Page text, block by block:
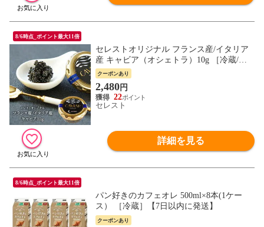
8/6時点_ポイント最大11倍
セレストオリジナル フランス産/イタリア
産 キャビア（オシェトラ）10g ［冷蔵/冷
凍可]【7営業日以内に出荷】
クーポンあり
2,480円
22
セレスト
詳細を見る
8/6時点_ポイント最大11倍
パン好きのカフェオレ 500ml×8本(1ケー
ス） ［冷蔵］【7日以内に発送】
クーポンあり